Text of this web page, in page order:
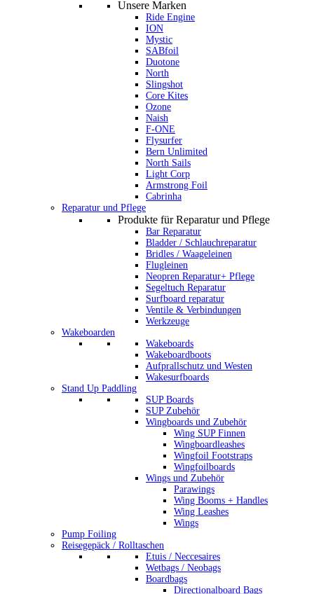
Unsere Marken
Ride Engine
ION
Mystic
SABfoil
Duotone
North
Slingshot
Core Kites
Ozone
Naish
F-ONE
Flysurfer
Bern Unlimited
North Sails
Light Corp
Armstrong Foil
Cabrinha
Reparatur und Pflege
Produkte für Reparatur und Pflege
Bar Reparatur
Bladder / Schlauchreparatur
Bridles / Waageleinen
Flugleinen
Neopren Reparatur+ Pflege
Segeltuch Reparatur
Surfboard reparatur
Ventile & Verbindungen
Werkzeuge
Wakeboarden
Wakeboards
Wakeboardboots
Aufprallschutz und Westen
Wakesurfboards
Stand Up Paddling
SUP Boards
SUP Zubehör
Wingboards und Zubehör
Wing SUP Finnen
Wingboardleashes
Wingfoil Footstraps
Wingfoilboards
Wings und Zubehör
Parawings
Wing Booms + Handles
Wing Leashes
Wings
Pump Foiling
Reisegepäck / Rolltaschen
Etuis / Neccesaires
Wetbags / Neobags
Boardbags
Directionalboard Bags